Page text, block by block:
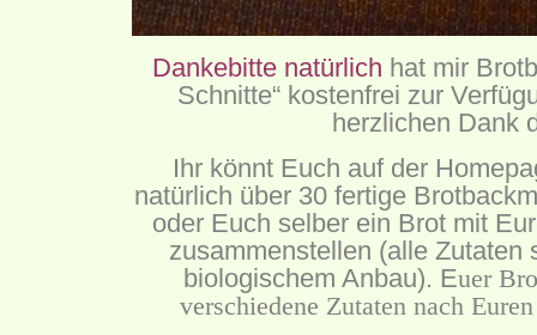
Dankebitte natürlich hat mir
Schnitte“ kostenfrei zur
herzlichen Dank
Ihr könnt Euch auf der
natürlich über 30 fertige
oder Euch selber ein Brot mit
zusammenstellen (alle Zutaten
biologischem Anbau). Euer
verschiedene Zutaten nach